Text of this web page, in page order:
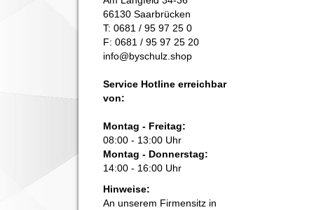
66130 Saarbrücken
T: 0681 / 95 97 25 0
F: 0681 / 95 97 25 20
info@byschulz.shop
Service Hotline erreichbar
von:
Montag - Freitag:
08:00 - 13:00 Uhr
Montag - Donnerstag:
14:00 - 16:00 Uhr
Hinweise:
An unserem Firmensitz in